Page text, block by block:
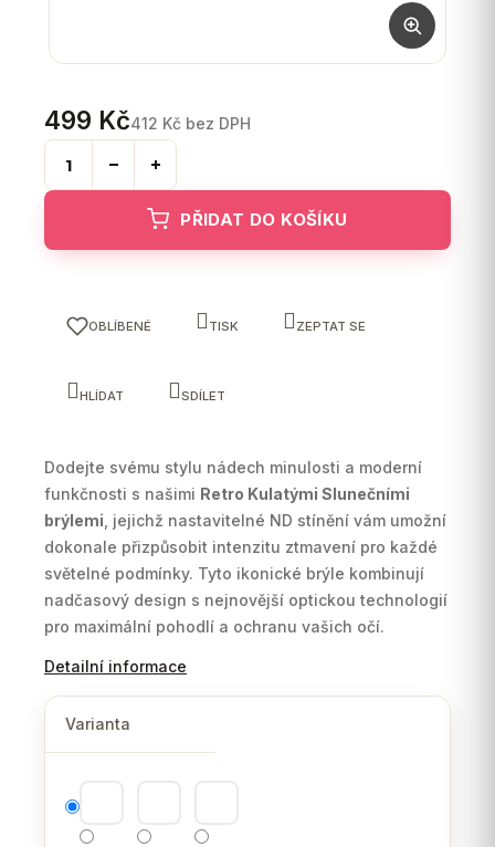
499 Kč412 Kč bez DPH
Varianta
PŘIDAT DO KOŠÍKU
Dodejte svému stylu nádech minulosti a moderní
funkčnosti s našimi Retro Kulatými Slunečními
brýlemi , jejichž nastavitelné ND stínění vám umožní
dokonale přizpůsobit intenzitu ztmavení pro každé
světelné podmínky. Tyto ikonické brýle kombinují
nadčasový design s nejnovější optickou technologií
pro maximální pohodlí a ochranu vašich očí.
Detailní informace
OBLÍBENÉ TISK ZEPTAT SE
HLÍDAT SDÍLET